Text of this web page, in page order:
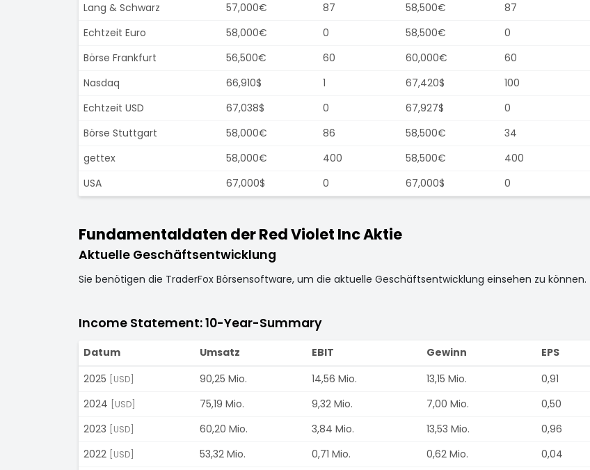
Lang & Schwarz
57,000€ 87 58,500€ 87
Echtzeit Euro
58,000€ 0 58,500€ 0
Börse Frankfurt
56,500€ 60 60,000€ 60
Nasdaq
66,910$ 1 67,420$ 100
Echtzeit USD
67,038$ 0 67,927$ 0
Börse Stuttgart
58,000€ 86 58,500€ 34
gettex
58,000€ 400 58,500€ 400
USA
67,000$ 0 67,000$ 0
Fundamentaldaten der Red Violet Inc Aktie
Aktuelle Geschäftsentwicklung
Sie benötigen die TraderFox Börsensoftware, um die aktuelle Geschäftsentwicklung einsehen zu können.
Income Statement: 10-Year-Summary
Datum Umsatz EBIT Gewinn EPS
2025
[USD] 90,25 Mio. 14,56 Mio. 13,15 Mio. 0,91
2024
[USD] 75,19 Mio. 9,32 Mio. 7,00 Mio. 0,50
2023
[USD] 60,20 Mio. 3,84 Mio. 13,53 Mio. 0,96
2022
[USD] 53,32 Mio. 0,71 Mio. 0,62 Mio. 0,04